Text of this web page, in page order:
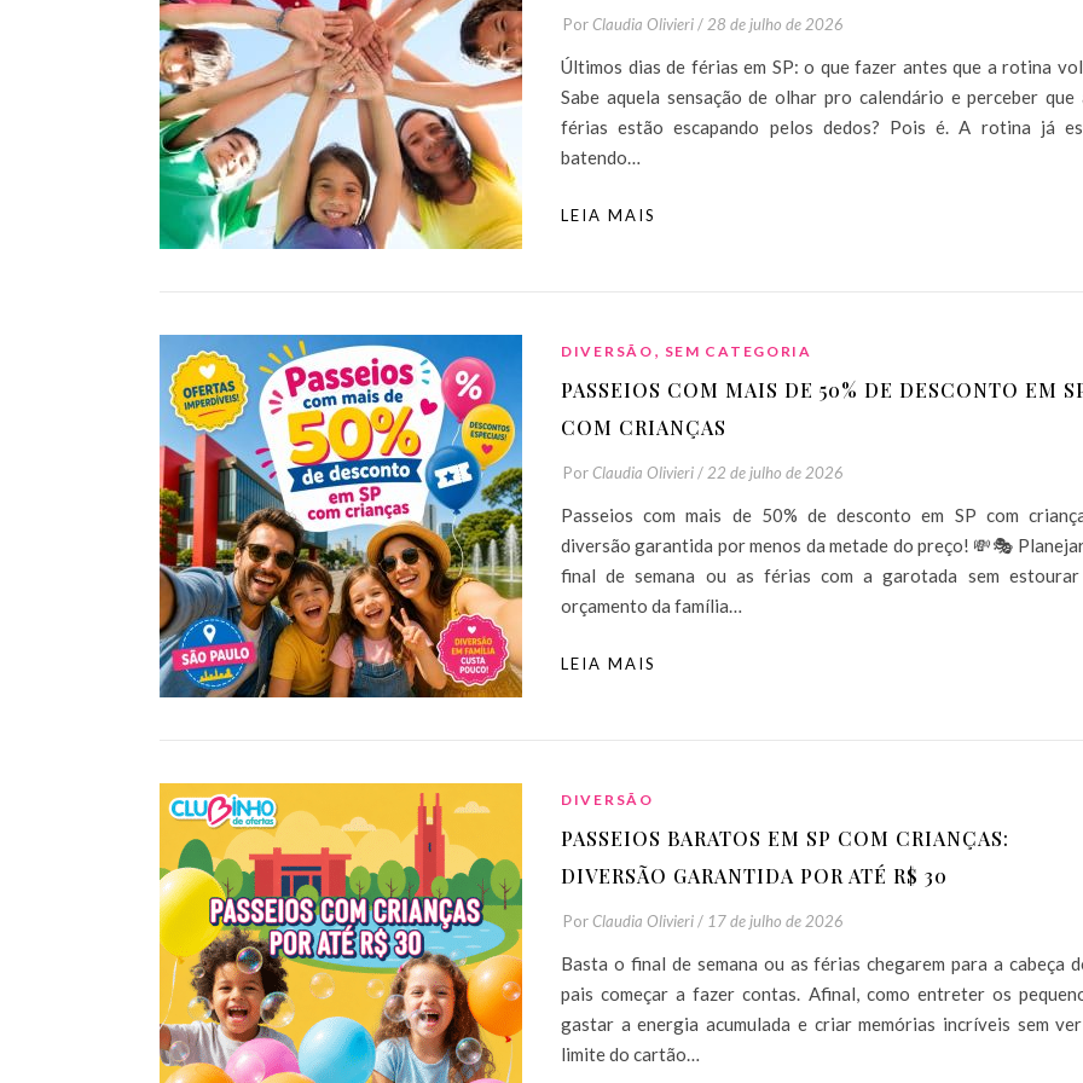
PorClaudia Olivieri/ 28 de julho de 2026
Últimos dias de férias em SP: o que fazer antes que a rotina
Sabe aquela sensação de olhar pro calendário e perceber que
férias estão escapando pelos dedos? Pois é. A rotina já
batendo…
LEIA MAIS
DIVERSÃO , SEM CATEGORIA
PASSEIOS COM MAIS DE 50% DE DESCONTO EM
COM CRIANÇAS
PorClaudia Olivieri/ 22 de julho de 2026
Passeios com mais de 50% de desconto em SP com
diversão garantida por menos da metade do preço! 💸🎭
final de semana ou as férias com a garotada sem
orçamento da família…
LEIA MAIS
DIVERSÃO
PASSEIOS BARATOS EM SP COM CRIANÇAS:
DIVERSÃO GARANTIDA POR ATÉ R$ 30
PorClaudia Olivieri/ 17 de julho de 2026
Basta o final de semana ou as férias chegarem para a cabeça
pais começar a fazer contas. Afinal, como entreter os
gastar a energia acumulada e criar memórias incríveis sem
limite do cartão…